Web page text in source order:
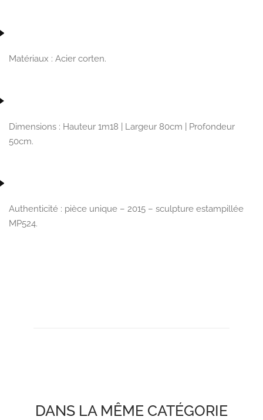
Matériaux : Acier corten.
Dimensions : Hauteur 1m18 | Largeur 80cm | Profondeur
50cm.
Authenticité : pièce unique – 2015 – sculpture estampillée
MP524.
DANS LA MÊME CATÉGORIE